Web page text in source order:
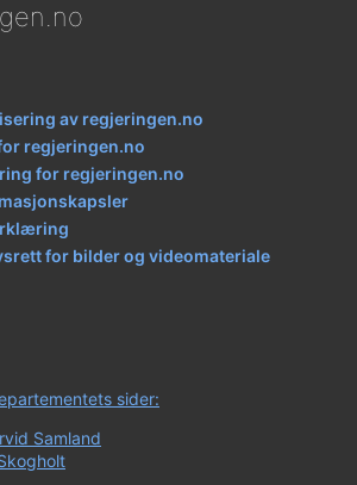
av regjeringen.no
regjeringen.no
for regjeringen.no
for bilder og videomateriale
sider:
Samland